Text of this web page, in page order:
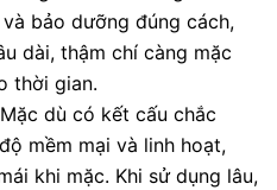
bảo dưỡng đúng cách,
dài, thậm chí càng mặc
thời gian.
Mặc dù có kết cấu chắc
mềm mại và linh hoạt,
khi mặc. Khi sử dụng lâu,